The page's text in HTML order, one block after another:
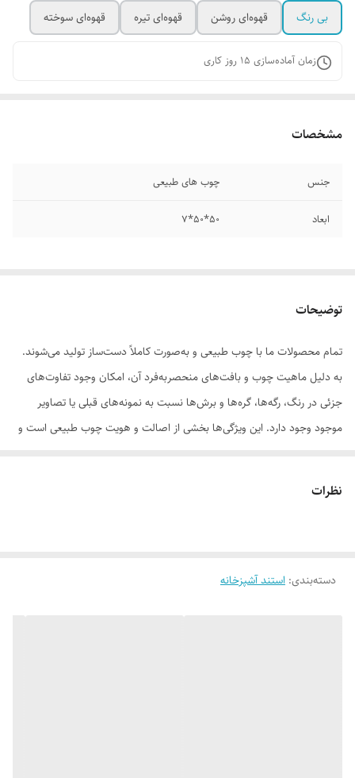
بی رنگ
قهوه‌ای روشن قهوه‌ای تیره قهوه‌ای سوخته
زمان آماده‌سازی 15 روز کاری
مشخصات
جنس چوب های طبیعی
ابعاد ۵۰*50*۷
توضیحات
تمام محصولات ما با چوب طبیعی و به‌صورت کاملاً دست‌ساز تولید می‌شوند.
به دلیل ماهیت چوب و بافت‌های منحصر‌به‌فرد آن، امکان وجود تفاوت‌های
جزئی در رنگ، رگه‌ها، گره‌ها و برش‌ها نسبت به نمونه‌های قبلی یا تصاویر
موجود وجود دارد. این ویژگی‌ها بخشی از اصالت و هویت چوب طبیعی است و
سفارش به‌منزله‌ی پذیرش این موارد و آگاهی از ویژگی‌های طبیعی چوب هست
نظرات
دسته‌بندی: استند آشپزخانه